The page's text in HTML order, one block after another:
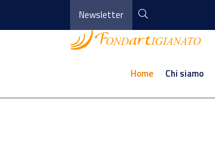
Newsletter
Home Chi siamo